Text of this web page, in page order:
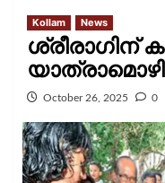
Kollam News
ശ്രീരാ​ഗിന്
യാത്രാമൊഴി
October 26, 2025 0